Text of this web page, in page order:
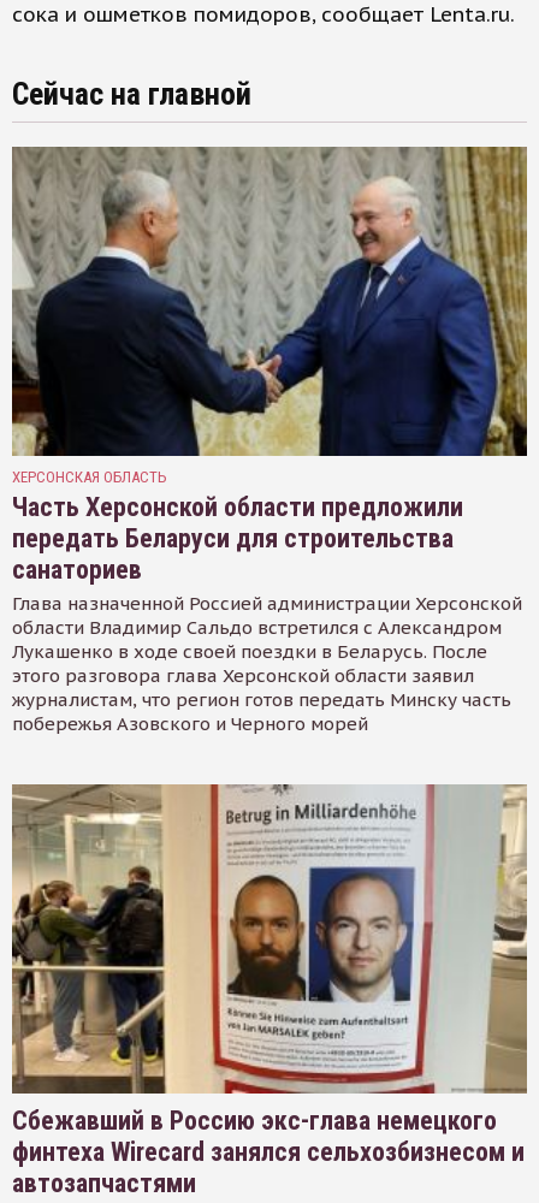
сока и ошметков помидоров, сообщает Lenta.ru.
Сейчас на главной
ХЕРСОНСКАЯ ОБЛАСТЬ
Часть Херсонской области предложили
передать Беларуси для строительства
санаториев
Глава назначенной Россией администрации Херсонской
области Владимир Сальдо встретился с Александром
Лукашенко в ходе своей поездки в Беларусь. После
этого разговора глава Херсонской области заявил
журналистам, что регион готов передать Минску часть
побережья Азовского и Черного морей
Сбежавший в Россию экс-глава немецкого
финтеха Wirecard занялся сельхозбизнесом и
автозапчастями